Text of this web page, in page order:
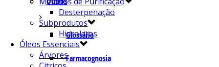
Glossário
Farmacognosia
Desterpenação
Subprodutos
Hidrolatos
Óleos Essenciais
Árvores